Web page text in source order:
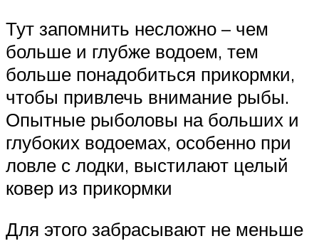
Тут запомнить несложно – чем
больше и глубже водоем, тем
больше понадобиться прикормки,
чтобы привлечь внимание рыбы.
Опытные рыболовы на больших и
глубоких водоемах, особенно при
ловле с лодки, выстилают целый
ковер из прикормки
Для этого забрасывают не меньше